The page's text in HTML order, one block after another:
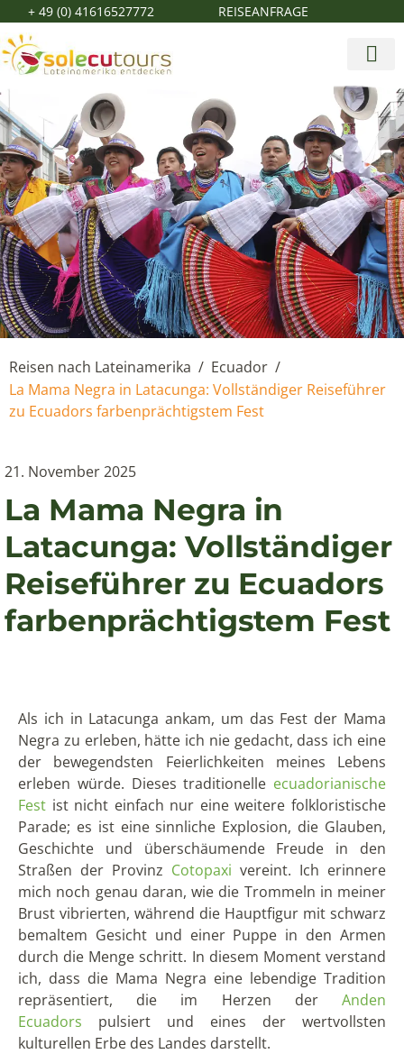
+ 49 (0) 41616527772 REISEANFRAGE
Reisen nach Lateinamerika / Ecuador /
La Mama Negra in Latacunga: Vollständiger Reiseführer
zu Ecuadors farbenprächtigstem Fest
21. November 2025
La Mama Negra in
Latacunga: Vollständiger
Reiseführer zu Ecuadors
farbenprächtigstem Fest
Als ich in Latacunga ankam, um das Fest der Mama
Negra zu erleben, hätte ich nie gedacht, dass ich eine
der bewegendsten Feierlichkeiten meines Lebens
erleben würde. Dieses traditionelle ecuadorianische
Fest ist nicht einfach nur eine weitere folkloristische
Parade; es ist eine sinnliche Explosion, die Glauben,
Geschichte und überschäumende Freude in den
Straßen der Provinz Cotopaxi vereint. Ich erinnere
mich noch genau daran, wie die Trommeln in meiner
Brust vibrierten, während die Hauptfigur mit schwarz
bemaltem Gesicht und einer Puppe in den Armen
durch die Menge schritt. In diesem Moment verstand
ich, dass die Mama Negra eine lebendige Tradition
repräsentiert, die im Herzen der Anden
Ecuadors pulsiert und eines der wertvollsten
kulturellen Erbe des Landes darstellt.